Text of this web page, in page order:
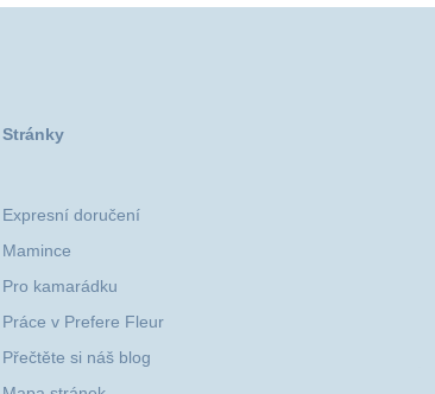
Stránky
Expresní doručení
Mamince
Pro kamarádku
Práce v Prefere Fleur
Přečtěte si náš blog